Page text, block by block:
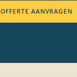
OFFERTE AANVRAGEN